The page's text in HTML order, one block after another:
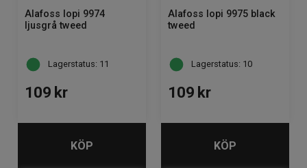
Alafoss lopi 9974
ljusgrå tweed
Lagerstatus: 11
109 kr
KÖP
Alafoss lopi 9975 black
tweed
Lagerstatus: 10
109 kr
KÖP